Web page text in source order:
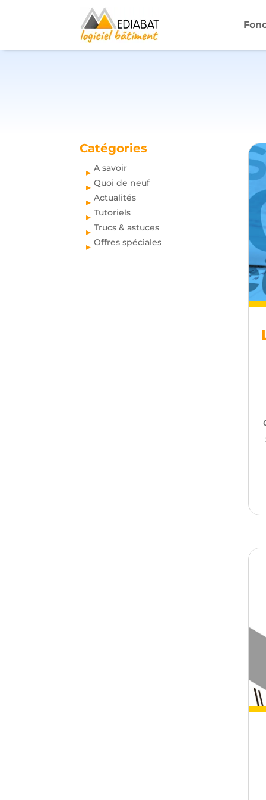
Catégories
A savoir
Quoi de neuf
Actualités
Tutoriels
Trucs & astuces
Offres spéciales